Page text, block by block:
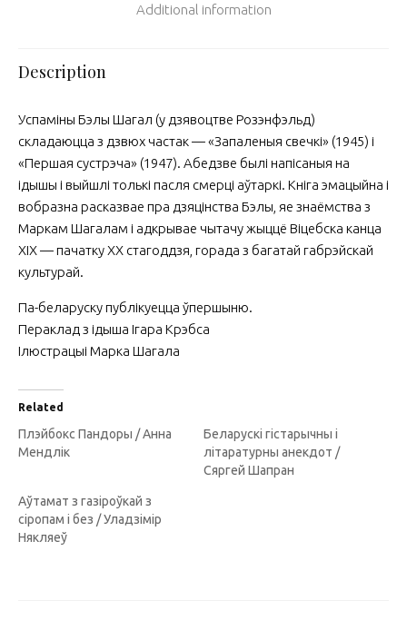
Additional information
Description
Успаміны Бэлы Шагал (у дзявоцтве Розэнфэльд)
складаюцца з дзвюх частак — «Запаленыя свечкі» (1945) і
«Першая сустрэча» (1947). Абедзве былі напісаныя на
ідышы і выйшлі толькі пасля смерці аўтаркі. Кніга эмацыйна і
вобразна расказвае пра дзяцінства Бэлы, яе знаёмства з
Маркам Шагалам і адкрывае чытачу жыццё Віцебска канца
ХІХ — пачатку ХХ стагоддзя, горада з багатай габрэйскай
культурай.
Па-беларуску публікуецца ўпершыню.
Пераклад з ідыша Ігара Крэбса
Ілюстрацыі Марка Шагала
Related
Плэйбокс Пандоры / Анна
Мендлік
Беларускі гістарычны і
літаратурны анекдот /
Сяргей Шапран
Аўтамат з газіроўкай з
сіропам і без / Уладзімір
Някляеў